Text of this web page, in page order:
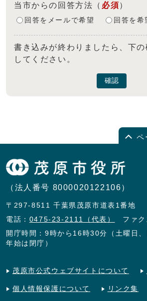
当市からの回答方法 （ 必須）
回答をメールで希望 回答を希
書き込みが終わりましたら、下
してください。
確認
ペ
（法人番号 8000020122106）
〒297-8511 千葉県茂原市道表1番地
電話： 0475-23-2111（代表）
ファク
開庁時間：9時から16時30分（土曜日
年始は閉庁）
茂原市公式ウェブサイトについて
個人情報保護について リンク集